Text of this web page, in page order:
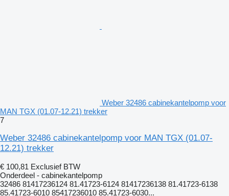
Weber 32486 cabinekantelpomp voor
MAN TGX (01.07-12.21) trekker
7
Weber 32486 cabinekantelpomp voor MAN TGX (01.07-
12.21) trekker
€ 100,81 Exclusief BTW
Onderdeel - cabinekantelpomp
32486 81417236124 81.41723-6124 81417236138 81.41723-6138
85.41723-6010 85417236010 85.41723-6030...